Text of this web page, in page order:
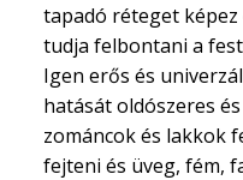
tapadó réteget
tudja felbontani a
Igen erős és
hatását oldószeres
zománcok és lakkok
fejteni és üveg, fém,